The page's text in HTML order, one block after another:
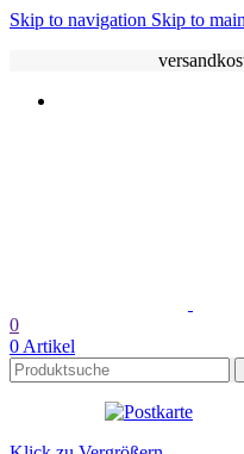
Skip to navigation Skip to
0
0 Artikel